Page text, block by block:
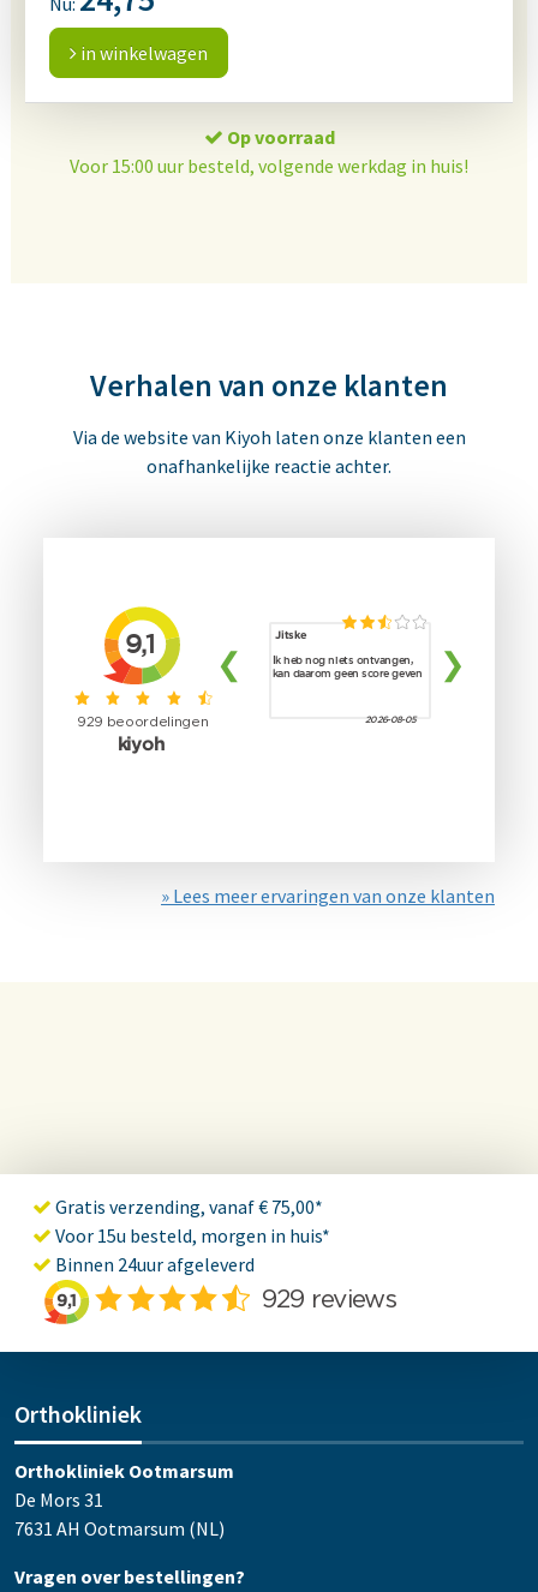
in winkelwagen
Op voorraad
Voor 15:00 uur besteld, volgende werkdag in huis!
Verhalen van onze klanten
Via de website van Kiyoh laten onze klanten een
onafhankelijke reactie achter.
» Lees meer ervaringen van onze klanten
Gratis verzending, vanaf € 75,00*
Voor 15u besteld, morgen in huis*
Binnen 24uur afgeleverd
Orthokliniek
Orthokliniek Ootmarsum
De Mors 31
7631 AH Ootmarsum (NL)
Vragen over bestellingen?